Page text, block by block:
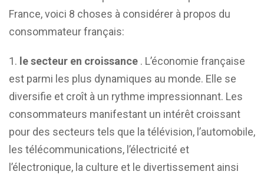
France, voici 8 choses à considérer à propos du
consommateur français:
le secteur en croissance . L’économie française
est parmi les plus dynamiques au monde. Elle se
diversifie et croît à un rythme impressionnant. Les
consommateurs manifestant un intérêt croissant
pour des secteurs tels que la télévision, l’automobile,
les télécommunications, l’électricité et
l’électronique, la culture et le divertissement ainsi